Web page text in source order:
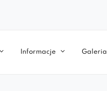
Informacje Galeria